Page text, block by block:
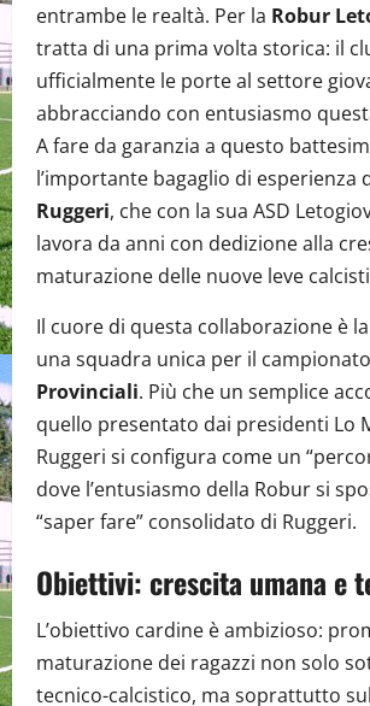
entrambe le realtà. Per la Robur
tratta di una prima volta storica: il
ufficialmente le porte al settore
abbracciando con entusiasmo
A fare da garanzia a questo
l’importante bagaglio di esperienza
Ruggeri, che con la sua ASD
lavora da anni con dedizione alla
maturazione delle nuove leve
Il cuore di questa collaborazione è
una squadra unica per il campionato
Provinciali. Più che un semplice
quello presentato dai presidenti Lo
Ruggeri si configura come un
dove l’entusiasmo della Robur si
“saper fare” consolidato di Ruggeri.
Obiettivi: crescita umana e
L’obiettivo cardine è ambizioso:
maturazione dei ragazzi non solo
tecnico-calcistico, ma soprattutto